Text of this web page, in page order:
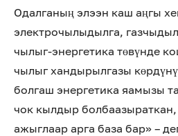
Одалганың элээн каш аңгы
электрочылыдылга,
чылыг-энергетика төвүнде
чылыг хандырылгазы
болгаш энергетика яамызы
чок кылдыр болбаазыраткан,
ажыглаар арга база бар» –